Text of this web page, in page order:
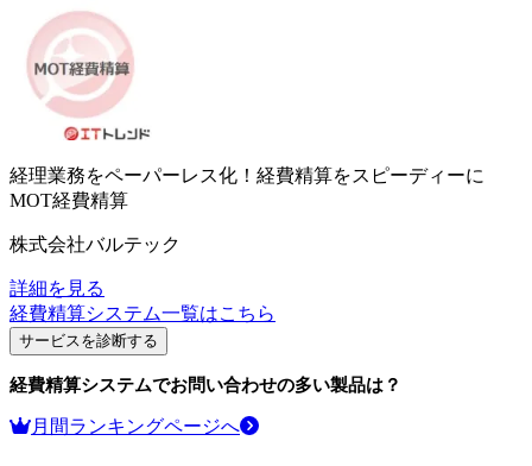
経理業務をペーパーレス化！経費精算をスピーディーに
MOT経費精算
株式会社バルテック
詳細を見る
経費精算システム一覧はこちら
サービスを診断する
経費精算システムでお問い合わせの多い製品は？
月間ランキングページへ